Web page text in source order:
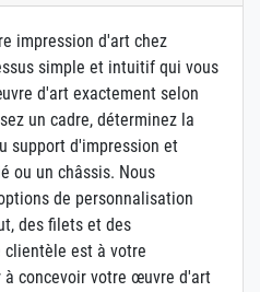
impression d'art chez
simple et intuitif qui vous
d'art exactement selon
un cadre, déterminez la
support d'impression et
ou un châssis. Nous
de personnalisation
des filets et des
est à votre
concevoir votre œuvre d'art